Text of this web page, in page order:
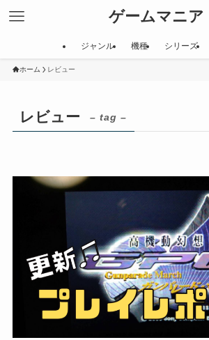
ゲームマニア
ジャンル 機種 シリーズ
ホーム レビュー
レビュー – tag –